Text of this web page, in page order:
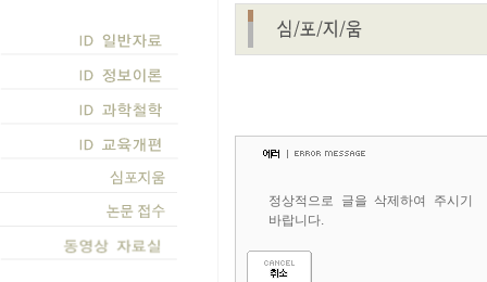
정상적으로 글을 삭제하여 주시기
바랍니다.